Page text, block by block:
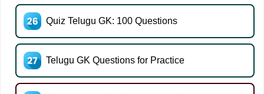
Quiz Telugu GK: 100 Questions
Telugu GK Questions for Practice